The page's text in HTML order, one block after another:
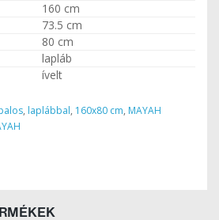
160 cm
73.5 cm
80 cm
lapláb
ívelt
, laplábbal, 160x80 cm, MAYAH